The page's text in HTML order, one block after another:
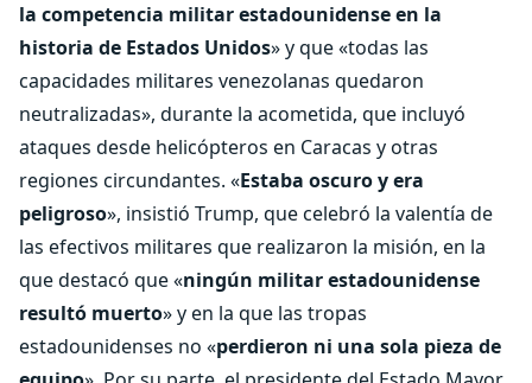
la competencia militar estadounidense en la
historia de Estados Unidos» y que «todas las
capacidades militares venezolanas quedaron
neutralizadas», durante la acometida, que incluyó
ataques desde helicópteros en Caracas y otras
regiones circundantes. «Estaba oscuro y era
peligroso», insistió Trump, que celebró la valentía de
las efectivos militares que realizaron la misión, en la
que destacó que «ningún militar estadounidense
resultó muerto» y en la que las tropas
estadounidenses no «perdieron ni una sola pieza de